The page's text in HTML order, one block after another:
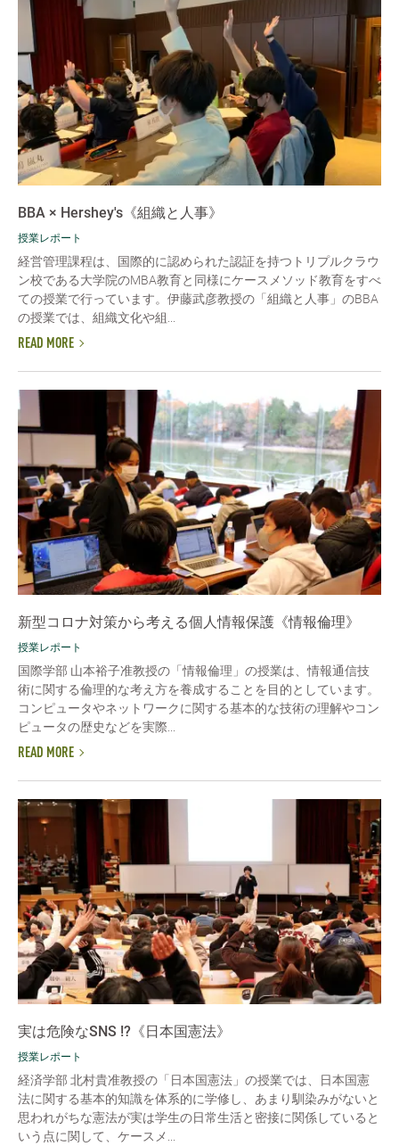
BBA × Hershey's《組織と人事》
授業レポート
経営管理課程は、国際的に認められた認証を持つトリプルクラウ
ン校である大学院のMBA教育と同様にケースメソッド教育をすべ
ての授業で行っています。伊藤武彦教授の「組織と人事」のBBA
の授業では、組織文化や組...
READ MORE
新型コロナ対策から考える個人情報保護《情報倫理》
授業レポート
国際学部 山本裕子准教授の「情報倫理」の授業は、情報通信技
術に関する倫理的な考え方を養成することを目的としています。
コンピュータやネットワークに関する基本的な技術の理解やコン
ピュータの歴史などを実際...
READ MORE
実は危険なSNS !?《日本国憲法》
授業レポート
経済学部 北村貴准教授の「日本国憲法」の授業では、日本国憲
法に関する基本的知識を体系的に学修し、あまり馴染みがないと
思われがちな憲法が実は学生の日常生活と密接に関係していると
いう点に関して、ケースメ...